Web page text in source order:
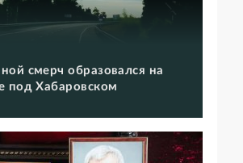
смерч образовался на
под Хабаровском